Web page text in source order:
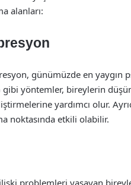
alanları:
günümüzde en yaygın
gibi yöntemler, bireylerin
yardımcı olur.
noktasında etkili olabilir.
problemleri yaşayan